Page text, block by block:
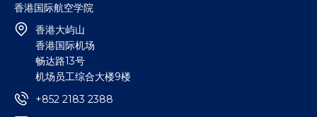
香港国际航空学院
香港大屿山
香港国际机场
畅达路13号
机场员工综合大楼9楼
+852 2183 2388